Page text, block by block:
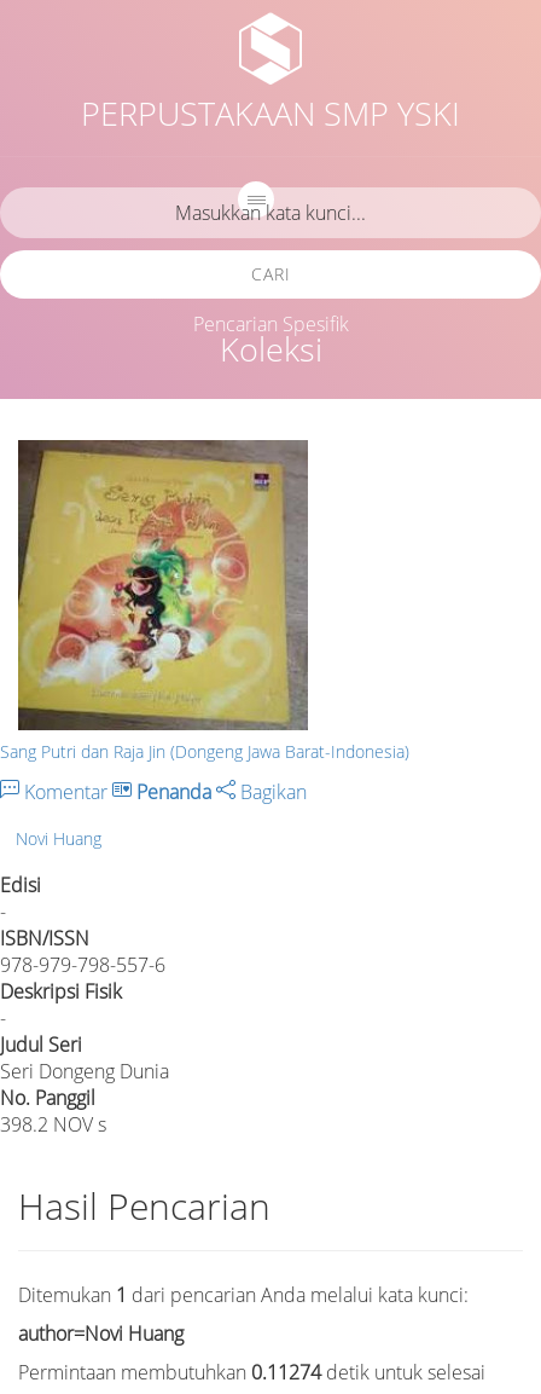
PERPUSTAKAAN SMP YSKI
Koleksi
CARI
Pencarian Spesifik
Sang Putri dan Raja Jin (Dongeng Jawa Barat-Indonesia)
Komentar Penanda Bagikan
Novi Huang
Edisi
-
ISBN/ISSN
978-979-798-557-6
Deskripsi Fisik
-
Judul Seri
Seri Dongeng Dunia
No. Panggil
398.2 NOV s
Hasil Pencarian
Ditemukan 1 dari pencarian Anda melalui kata kunci:
author=Novi Huang
Permintaan membutuhkan 0.11274detik untuk selesai